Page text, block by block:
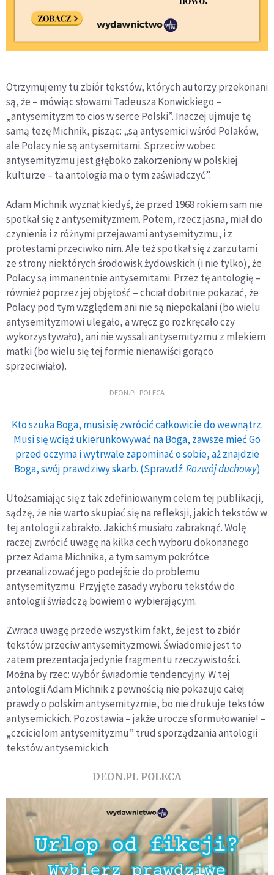
Otrzymujemy tu zbiór tekstów, których autorzy przekonani
są, że – mówiąc słowami Tadeusza Konwickiego –
„antysemityzm to cios w serce Polski”. Inaczej ujmuje tę
samą tezę Michnik, pisząc: „są antysemici wśród Polaków,
ale Polacy nie są antysemitami. Sprzeciw wobec
antysemityzmu jest głęboko zakorzeniony w polskiej
kulturze – ta antologia ma o tym zaświadczyć”.
Adam Michnik wyznał kiedyś, że przed 1968 rokiem sam nie
spotkał się z antysemityzmem. Potem, rzecz jasna, miał do
czynienia i z różnymi przejawami antysemityzmu, i z
protestami przeciwko nim. Ale też spotkał się z zarzutami
ze strony niektórych środowisk żydowskich (i nie tylko), że
Polacy są immanentnie antysemitami. Przez tę antologię –
również poprzez jej objętość – chciał dobitnie pokazać, że
Polacy pod tym względem ani nie są niepokalani (bo wielu
antysemityzmowi ulegało, a wręcz go rozkręcało czy
wykorzystywało), ani nie wyssali antysemityzmu z mlekiem
matki (bo wielu się tej formie nienawiści gorąco
sprzeciwiało).
DEON.PL POLECA
Kto szuka Boga, musi się zwrócić całkowicie do wewnątrz.
Musi się wciąż ukierunkowywać na Boga, zawsze mieć Go
przed oczyma i wytrwale zapominać o sobie, aż znajdzie
Boga, swój prawdziwy skarb. (Sprawdź:Rozwój duchowy)
Utożsamiając się z tak zdefiniowanym celem tej publikacji,
sądzę, że nie warto skupiać się na refleksji, jakich tekstów w
tej antologii zabrakło. Jakichś musiało zabraknąć. Wolę
raczej zwrócić uwagę na kilka cech wyboru dokonanego
przez Adama Michnika, a tym samym pokrótce
przeanalizować jego podejście do problemu
antysemityzmu. Przyjęte zasady wyboru tekstów do
antologii świadczą bowiem o wybierającym.
Zwraca uwagę przede wszystkim fakt, że jest to zbiór
tekstów przeciw antysemityzmowi. Świadomie jest to
zatem prezentacja jedynie fragmentu rzeczywistości.
Można by rzec: wybór świadomie tendencyjny. W tej
antologii Adam Michnik z pewnością nie pokazuje całej
prawdy o polskim antysemityzmie, bo nie drukuje tekstów
antysemickich. Pozostawia – jakże urocze sformułowanie! –
„czcicielom antysemityzmu” trud sporządzania antologii
tekstów antysemickich.
DEON.PL POLECA